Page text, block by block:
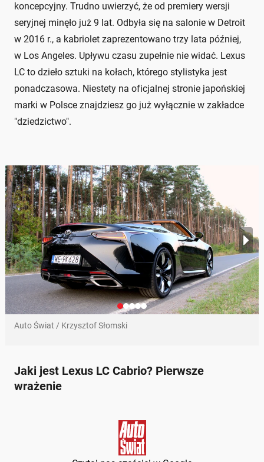
koncepcyjny. Trudno uwierzyć, że od premiery wersji
seryjnej minęło już 9 lat. Odbyła się na salonie w Detroit
w 2016 r., a kabriolet zaprezentowano trzy lata później,
w Los Angeles. Upływu czasu zupełnie nie widać. Lexus
LC to dzieło sztuki na kołach, którego stylistyka jest
ponadczasowa. Niestety na oficjalnej stronie japońskiej
marki w Polsce znajdziesz go już wyłącznie w zakładce
"dziedzictwo".
Auto Świat / Krzysztof Słomski
Jaki jest Lexus LC Cabrio? Pierwsze
wrażenie